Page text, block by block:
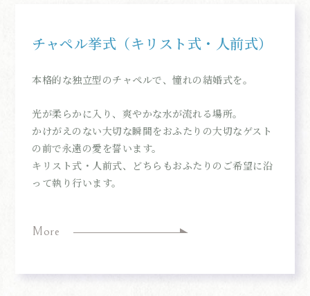
チャペル挙式（キリスト式・人前式）
本格的な独立型のチャペルで、憧れの結婚式を。
光が柔らかに入り、爽やかな水が流れる場所。
かけがえのない大切な瞬間をおふたりの大切なゲスト
の前で永遠の愛を誓います。
キリスト式・人前式、どちらもおふたりのご希望に沿
って執り行います。
More